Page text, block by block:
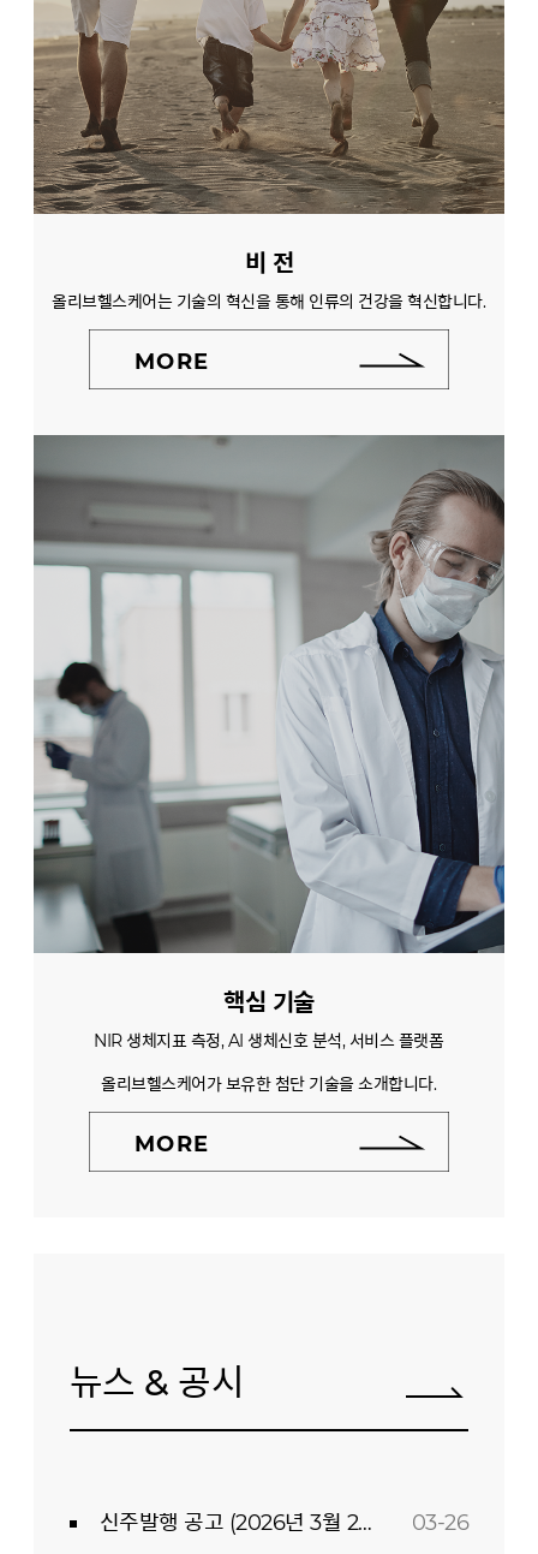
비 전
올리브헬스케어는 기술의 혁신을 통해 인류의 건강을 혁신합니다.
MORE
핵심 기술
NIR 생체지표 측정, AI 생체신호 분석, 서비스 플랫폼
올리브헬스케어가 보유한 첨단 기술을 소개합니다.
MORE
뉴스 & 공시
신주발행 공고 (2026년 3월 26일)
03-26